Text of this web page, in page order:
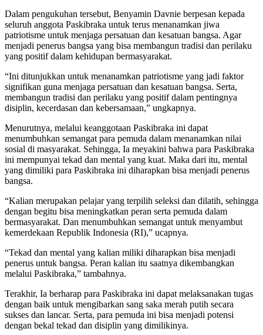
Dalam pengukuhan tersebut, Benyamin Davnie berpesan kepada
seluruh anggota Paskibraka untuk terus menanamkan jiwa
patriotisme untuk menjaga persatuan dan kesatuan bangsa. Agar
menjadi penerus bangsa yang bisa membangun tradisi dan perilaku
yang positif dalam kehidupan bermasyarakat.
“Ini ditunjukkan untuk menanamkan patriotisme yang jadi faktor
signifikan guna menjaga persatuan dan kesatuan bangsa. Serta,
membangun tradisi dan perilaku yang positif dalam pentingnya
disiplin, kecerdasan dan kebersamaan,” ungkapnya.
Menurutnya, melalui keanggotaan Paskibraka ini dapat
menumbuhkan semangat para pemuda dalam menanamkan nilai
sosial di masyarakat. Sehingga, Ia meyakini bahwa para Paskibraka
ini mempunyai tekad dan mental yang kuat. Maka dari itu, mental
yang dimiliki para Paskibraka ini diharapkan bisa menjadi penerus
bangsa.
“Kalian merupakan pelajar yang terpilih seleksi dan dilatih, sehingga
dengan begitu bisa meningkatkan peran serta pemuda dalam
bermasyarakat. Dan menumbuhkan semangat untuk menyambut
kemerdekaan Republik Indonesia (RI),” ucapnya.
“Tekad dan mental yang kalian miliki diharapkan bisa menjadi
penerus untuk bangsa. Peran kalian itu saatnya dikembangkan
melalui Paskibraka,” tambahnya.
Terakhir, Ia berharap para Paskibraka ini dapat melaksanakan tugas
dengan baik untuk mengibarkan sang saka merah putih secara
sukses dan lancar. Serta, para pemuda ini bisa menjadi potensi
dengan bekal tekad dan disiplin yang dimilikinya.